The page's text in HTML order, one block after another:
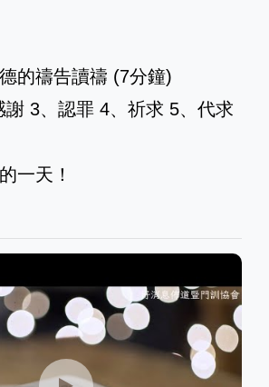
的禱告讀禱 (7分鐘)
謝 3、認罪 4、祈求 5、代求
一天！